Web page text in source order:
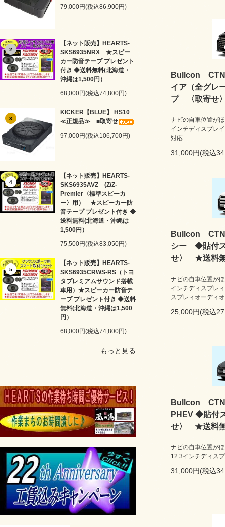
79,000円(税込86,900円)
2
【ネット販売】HEARTS-
SKS6935NRX ★スピー
カー防音テープ プレゼント
付き ◆送料無料(北海道・
沖縄は1,500円）
68,000円(税込74,800円)
3
KICKER【BLUE】 HS10
≪正規品≫ ■取寄せ
97,000円(税込106,700円)
4
【ネット販売】HEARTS-
SKS6935AVZ (Z/Z-
Premier〈標準スピーカ
ー〉用） ★スピーカー防
音テープ プレゼント付き ◆
送料無料(北海道・沖縄は
1,500円）
75,500円(税込83,050円)
5
【ネット販売】HEARTS-
SKS6935CRWS-RS（トヨ
タプレミアムサウンド搭載
車用）★スピーカー防音テ
ープ プレゼント付き ◆送料
無料(北海道・沖縄は1,500
円）
68,000円(税込74,800円)
もっと見る
Bullcon
イア（全グレ
プ 〈取寄せ
ナビの自車位置が
インチディスプレ
対応
31,000円(税込
Bullcon
シー ◆貼付
せ〉 ★送料
ナビの自車位置が
インチディスプレ
スプレィオーディ
25,000円(税込
Bullcon
PHEV ◆貼付
せ〉 ★送料
ナビの自車位置が
12.3インチディス
31,000円(税込